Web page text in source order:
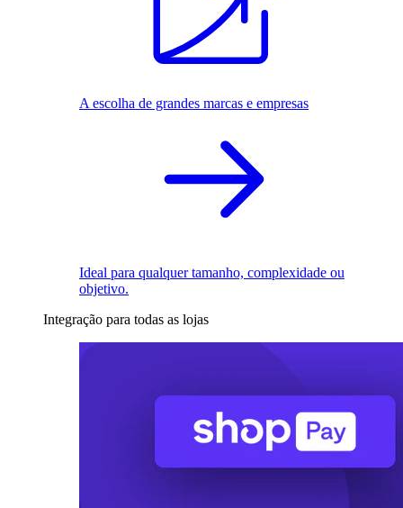
A escolha de grandes marcas e empresas
Ideal para qualquer tamanho, complexidade ou
objetivo.
Integração para todas as lojas